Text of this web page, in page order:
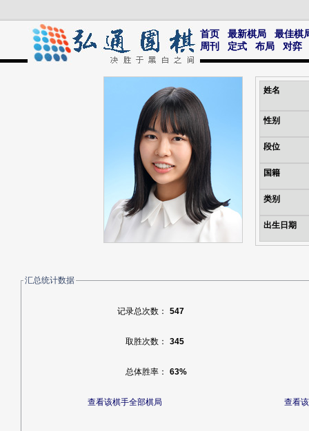
首页 最新棋局
最佳棋
周刊
定式 布局 对弈
姓名
性别
段位
国籍
类别
出生日期
汇总统计数据
记录总次数： 547
取胜次数： 345
总体胜率： 63%
查看该棋手全部棋局 查看